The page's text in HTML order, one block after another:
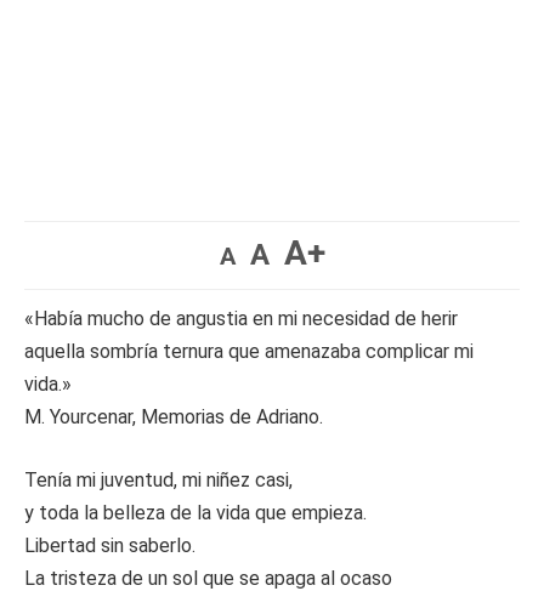
A A A+
«Había mucho de angustia en mi necesidad de herir
aquella sombría ternura que amenazaba complicar mi
vida.»
M. Yourcenar, Memorias de Adriano.
Tenía mi juventud, mi niñez casi,
y toda la belleza de la vida que empieza.
Libertad sin saberlo.
La tristeza de un sol que se apaga al ocaso